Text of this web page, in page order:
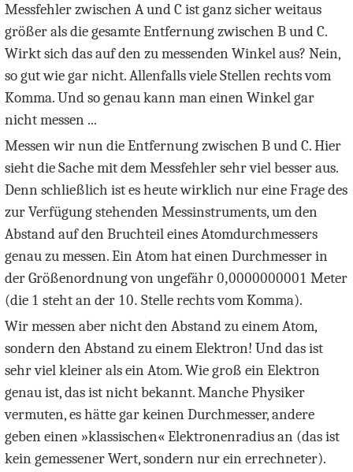
Messfehler zwischen A und C ist ganz sicher weitaus
größer als die gesamte Entfernung zwischen B und C.
Wirkt sich das auf den zu messenden Winkel aus? Nein,
so gut wie gar nicht. Allenfalls viele Stellen rechts vom
Komma. Und so genau kann man einen Winkel gar
nicht messen ...
Messen wir nun die Entfernung zwischen B und C. Hier
sieht die Sache mit dem Messfehler sehr viel besser aus.
Denn schließlich ist es heute wirklich nur eine Frage des
zur Verfügung stehenden Messinstruments, um den
Abstand auf den Bruchteil eines Atomdurchmessers
genau zu messen. Ein Atom hat einen Durchmesser in
der Größenordnung von ungefähr0,0000000001 Meter
(die 1 steht an der 10. Stelle rechts vom Komma).
Wir messen aber nicht den Abstand zu einem Atom,
sondern den Abstand zu einem Elektron! Und das ist
sehr viel kleiner als ein Atom. Wie groß ein Elektron
genau ist, das ist nicht bekannt. Manche Physiker
vermuten, es hätte gar keinen Durchmesser, andere
geben einen »klassischen« Elektronenradius an (das ist
kein gemessener Wert, sondern nur ein errechneter).